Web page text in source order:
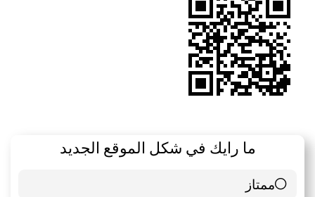
ما رايك في شكل الموقع الجديد
ممتاز
6 ( 85.71 % )